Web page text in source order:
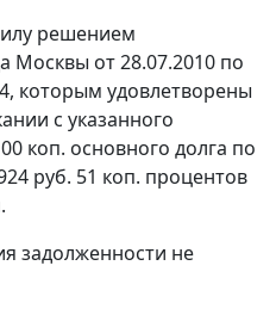
решением
Москвы от 28.07.2010 по
которым удовлетворены
с указанного
коп. основного долга по
руб. 51 коп. процентов
задолженности не